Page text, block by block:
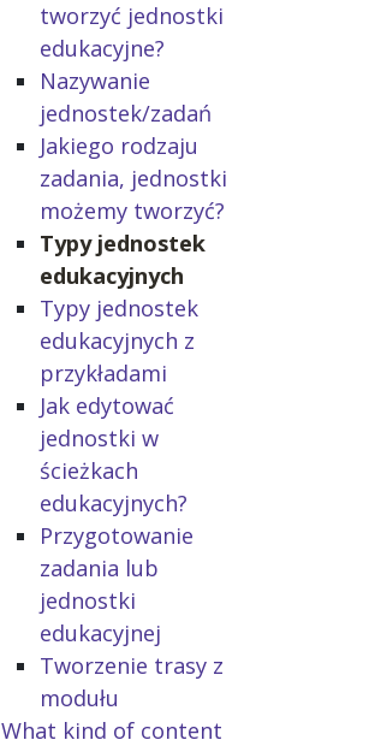
tworzyć jednostki
edukacyjne?
Nazywanie
jednostek/zadań
Jakiego rodzaju
zadania, jednostki
możemy tworzyć?
Typy jednostek
edukacyjnych
Typy jednostek
edukacyjnych z
przykładami
Jak edytować
jednostki w
ścieżkach
edukacyjnych?
Przygotowanie
zadania lub
jednostki
edukacyjnej
Tworzenie trasy z
modułu
What kind of content